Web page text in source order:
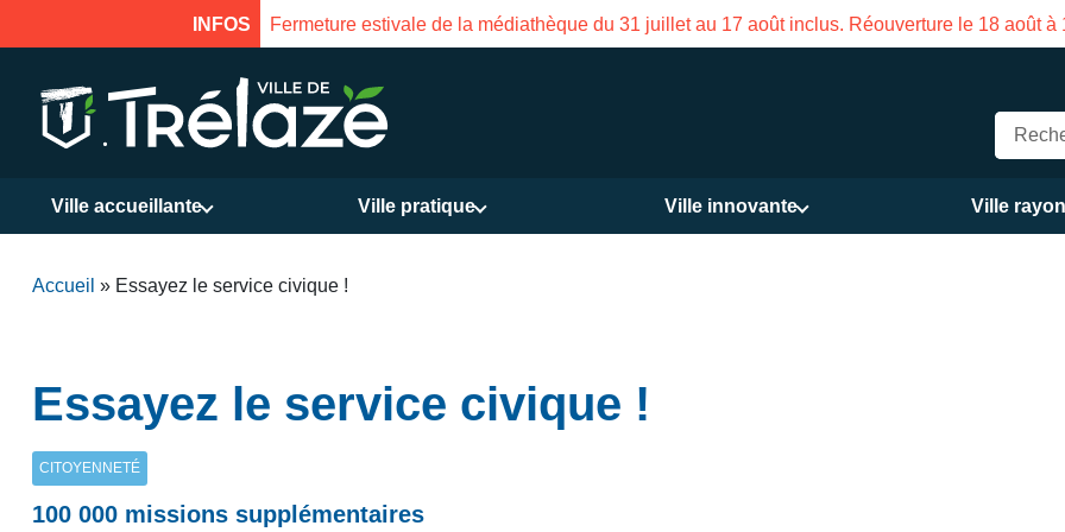
INFOS
Fermeture estivale de la médiathèque du 31 juillet au 17 août inclus. Réouverture le 18 août à 16h
Ville accueillante Ville pratique Ville innovante Ville
Accueil » Essayez le service civique !
Essayez le service civique !
CITOYENNETÉ
100 000 missions supplémentaires